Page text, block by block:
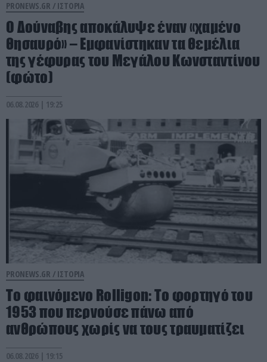
PRONEWS.GR / ΙΣΤΟΡΙΑ
Ο Δούναβης αποκάλυψε έναν «χαμένο
θησαυρό» – Εμφανίστηκαν τα θεμέλια
της γέφυρας του Μεγάλου Κωνσταντίνου
(φώτο)
06.08.2026 | 19:25
PRONEWS.GR / ΙΣΤΟΡΙΑ
Το φαινόμενο Rolligon: Το φορτηγό του
1953 που περνούσε πάνω από
ανθρώπους χωρίς να τους τραυματίζει
06.08.2026 | 19:15